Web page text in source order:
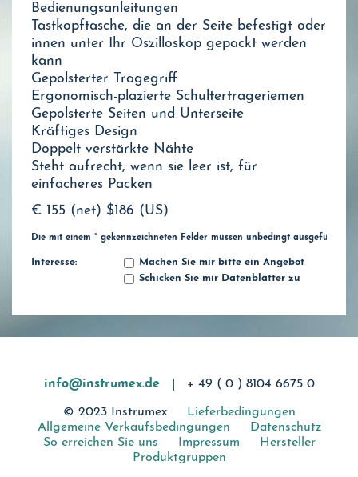
Bedienungsanleitungen
Tastkopftasche, die an der Seite befestigt oder
innen unter Ihr Oszilloskop gepackt werden
kann
Gepolsterter Tragegriff
Ergonomisch-plazierte Schultertrageriemen
Gepolsterte Seiten und Unterseite
Kräftiges Design
Doppelt verstärkte Nähte
Steht aufrecht, wenn sie leer ist, für
einfacheres Packen
€ 155 (net) $186 (US)
Die mit einem * gekennzeichneten Felder müssen unbedingt ausgefüllt
Interesse:
Machen Sie mir bitte ein Angebot
Schicken Sie mir Datenblätter zu
info@instrumex.de + 49 ( 0 ) 8104 6675 0
© 2023 Instrumex
Lieferbedingungen
Allgemeine Verkaufsbedingungen
Datenschutz
So erreichen Sie uns
Impressum
Hersteller
Produktgruppen